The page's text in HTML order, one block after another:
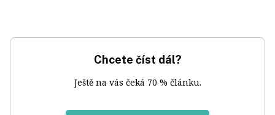
Chcete číst dál?
Ještě na vás čeká 70 % článku.